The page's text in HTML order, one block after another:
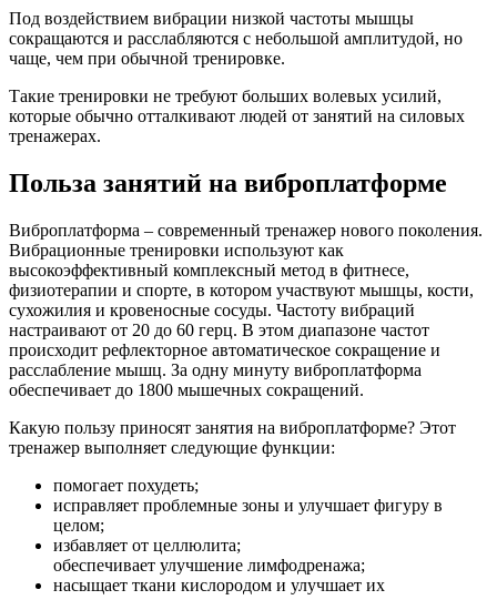
Под воздействием вибрации низкой частоты мышцы
сокращаются и расслабляются с небольшой амплитудой, но
чаще, чем при обычной тренировке.
Такие тренировки не требуют больших волевых усилий,
которые обычно отталкивают людей от занятий на силовых
тренажерах.
Польза занятий на виброплатформе
Виброплатформа – современный тренажер нового поколения.
Вибрационные тренировки используют как
высокоэффективный комплексный метод в фитнесе,
физиотерапии и спорте, в котором участвуют мышцы, кости,
сухожилия и кровеносные сосуды. Частоту вибраций
настраивают от 20 до 60 герц. В этом диапазоне частот
происходит рефлекторное автоматическое сокращение и
расслабление мышц. За одну минуту виброплатформа
обеспечивает до 1800 мышечных сокращений.
Какую пользу приносят занятия на виброплатформе? Этот
тренажер выполняет следующие функции:
помогает похудеть;
исправляет проблемные зоны и улучшает фигуру в
целом;
избавляет от целлюлита;
обеспечивает улучшение лимфодренажа;
насыщает ткани кислородом и улучшает их